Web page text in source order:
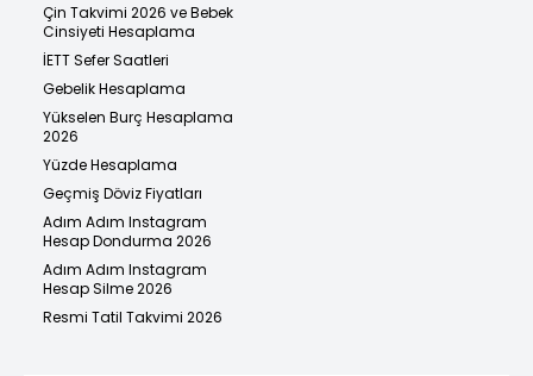
Çin Takvimi 2026 ve Bebek
Cinsiyeti Hesaplama
İETT Sefer Saatleri
Gebelik Hesaplama
Yükselen Burç Hesaplama
2026
Yüzde Hesaplama
Geçmiş Döviz Fiyatları
Adım Adım Instagram
Hesap Dondurma 2026
Adım Adım Instagram
Hesap Silme 2026
Resmi Tatil Takvimi 2026